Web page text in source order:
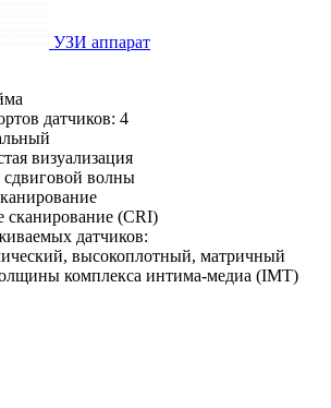
УЗИ аппарат
датчиков: 4
визуализация
сдвиговой волны
сканирование (CRI)
датчиков:
высокоплотный, матричный
комплекса интима-медиа (IMT)